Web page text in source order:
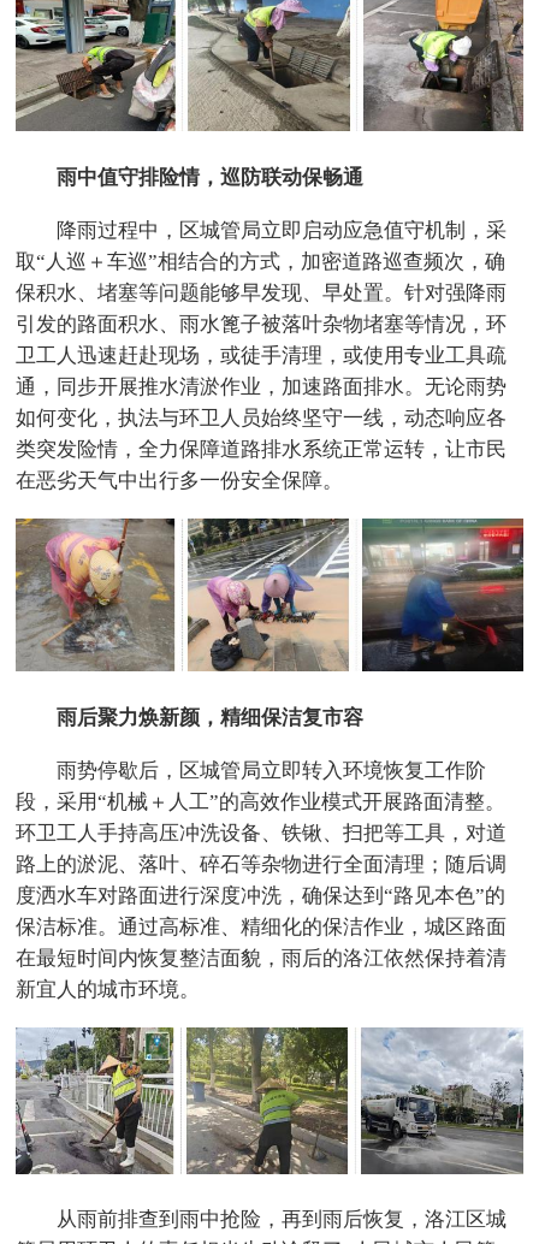
雨中值守排险情，巡防联动保畅通
降雨过程中，区城管局立即启动应急值守机制，采
取“人巡＋车巡”相结合的方式，加密道路巡查频次，确
保积水、堵塞等问题能够早发现、早处置。针对强降雨
引发的路面积水、雨水篦子被落叶杂物堵塞等情况，环
卫工人迅速赶赴现场，或徒手清理，或使用专业工具疏
通，同步开展推水清淤作业，加速路面排水。无论雨势
如何变化，执法与环卫人员始终坚守一线，动态响应各
类突发险情，全力保障道路排水系统正常运转，让市民
在恶劣天气中出行多一份安全保障。
雨后聚力焕新颜，精细保洁复市容
雨势停歇后，区城管局立即转入环境恢复工作阶
段，采用“机械＋人工”的高效作业模式开展路面清整。
环卫工人手持高压冲洗设备、铁锹、扫把等工具，对道
路上的淤泥、落叶、碎石等杂物进行全面清理；随后调
度洒水车对路面进行深度冲洗，确保达到“路见本色”的
保洁标准。通过高标准、精细化的保洁作业，城区路面
在最短时间内恢复整洁面貌，雨后的洛江依然保持着清
新宜人的城市环境。
从雨前排查到雨中抢险，再到雨后恢复，洛江区城